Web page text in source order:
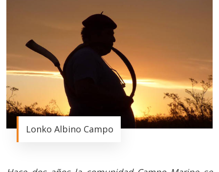
Lonko Albino Campo